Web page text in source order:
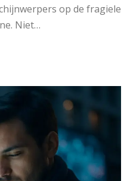
op de fragiele
Niet…